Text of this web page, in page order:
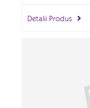
Detalii Produs